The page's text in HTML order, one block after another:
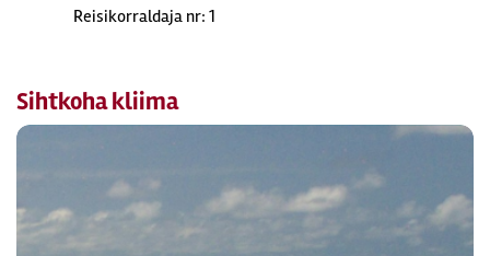
Reisikorraldaja nr: 1
Sihtkoha kliima